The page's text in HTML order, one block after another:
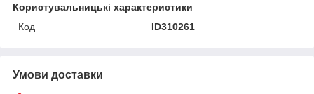
Користувальницькі характеристики
Код
ID310261
Умови доставки